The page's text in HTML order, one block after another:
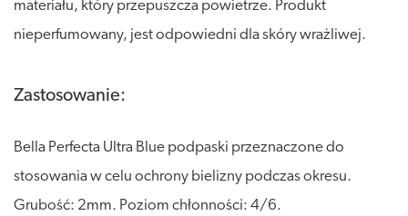
materiału, który przepuszcza powietrze. Produkt
nieperfumowany, jest odpowiedni dla skóry wrażliwej.
Zastosowanie:
Bella Perfecta Ultra Blue podpaski przeznaczone do
stosowania w celu ochrony bielizny podczas okresu.
Grubość: 2mm. Poziom chłonności: 4/6.